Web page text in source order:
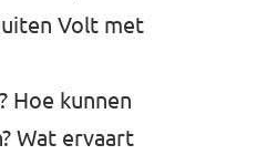
Volt met
Hoe kunnen
Wat ervaart